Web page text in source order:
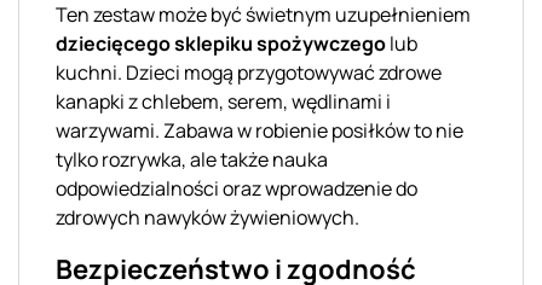
Ten zestaw może być świetnym uzupełnieniem
dziecięcego sklepiku spożywczegolub
kuchni. Dzieci mogą przygotowywać zdrowe
kanapki z chlebem, serem, wędlinami i
warzywami. Zabawa w robienie posiłków to nie
tylko rozrywka, ale także nauka
odpowiedzialności oraz wprowadzenie do
zdrowych nawyków żywieniowych.
Bezpieczeństwo i zgodność